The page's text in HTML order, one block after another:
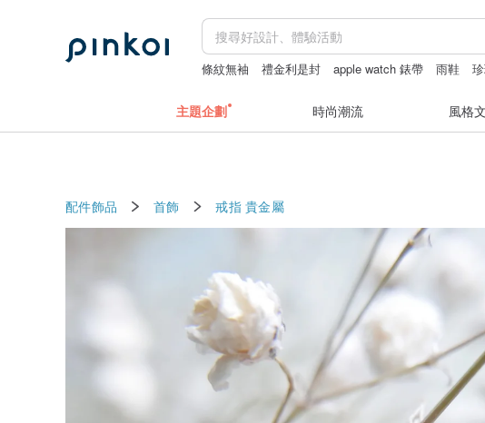
條紋無袖 禮金利是封 apple watch 錶帶 雨鞋
主題企劃 時尚潮流 風格
配件飾品 首飾 戒指 貴金屬